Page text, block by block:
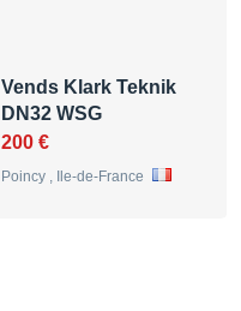
Vends Klark Teknik
DN32 WSG
200 €
Poincy , Ile-de-France